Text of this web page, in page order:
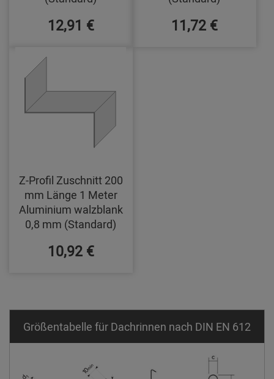
12,91 € 11,72 €
Z-Profil Zuschnitt 200
mm Länge 1 Meter
Aluminium walzblank
0,8 mm (Standard)
10,92 €
Größentabelle für Dachrinnen nach DIN EN 612